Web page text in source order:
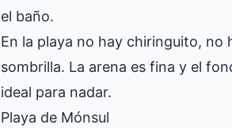
el baño.
En la playa no hay chiringuito, no
sombrilla. La arena es fina y el
ideal para nadar.
Playa de Mónsul